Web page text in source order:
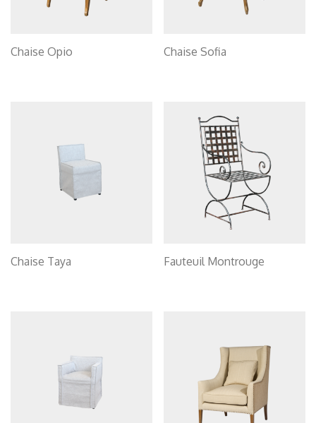
Chaise Opio Chaise Sofia
Chaise Taya Fauteuil Montrouge